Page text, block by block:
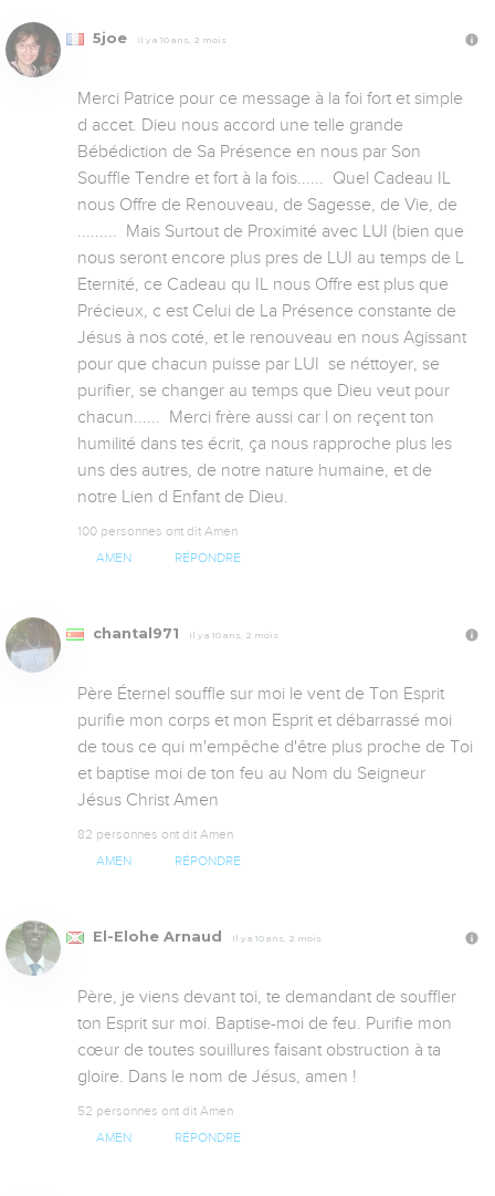
5joe Il y a 10 ans, 2 mois
Merci Patrice pour ce message à la foi fort et simple
d accet. Dieu nous accord une telle grande
Bébédiction de Sa Présence en nous par Son
Souffle Tendre et fort à la fois......  Quel Cadeau IL
nous Offre de Renouveau, de Sagesse, de Vie, de
.........  Mais Surtout de Proximité avec LUI (bien que
nous seront encore plus pres de LUI au temps de L
Eternité, ce Cadeau qu IL nous Offre est plus que
Précieux, c est Celui de La Présence constante de
Jésus à nos coté, et le renouveau en nous Agissant
pour que chacun puisse par LUI  se néttoyer, se
purifier, se changer au temps que Dieu veut pour
chacun......  Merci frère aussi car l on reçent ton
humilité dans tes écrit, ça nous rapproche plus les
uns des autres, de notre nature humaine, et de
notre Lien d Enfant de Dieu.
100 personnes ont dit Amen
AMEN RÉPONDRE
chantal971 Il y a 10 ans, 2 mois
Père Éternel souffle sur moi le vent de Ton Esprit
purifie mon corps et mon Esprit et débarrassé moi
de tous ce qui m'empêche d'être plus proche de Toi
et baptise moi de ton feu au Nom du Seigneur
Jésus Christ Amen
82 personnes ont dit Amen
AMEN RÉPONDRE
El-Elohe Arnaud Il y a 10 ans, 2 mois
Père, je viens devant toi, te demandant de souffler
ton Esprit sur moi. Baptise-moi de feu. Purifie mon
cœur de toutes souillures faisant obstruction à ta
gloire. Dans le nom de Jésus, amen !
52 personnes ont dit Amen
AMEN RÉPONDRE